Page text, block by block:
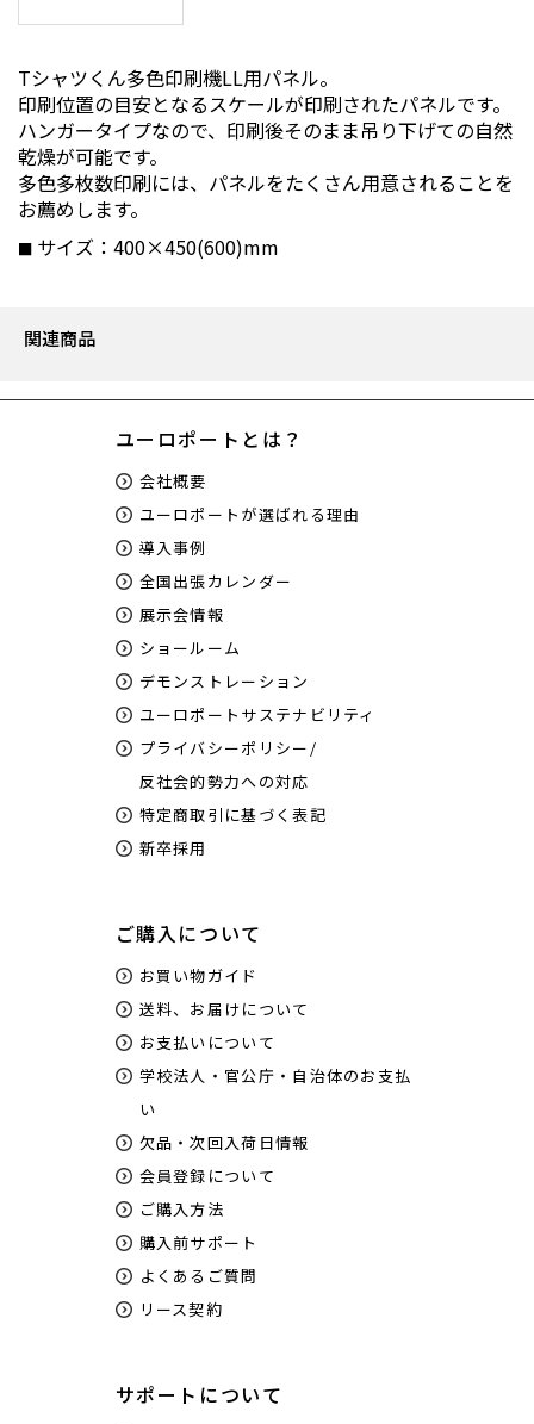
Tシャツくん多色印刷機LL用パネル。
印刷位置の目安となるスケールが印刷されたパネルです。
ハンガータイプなので、印刷後そのまま吊り下げての自然
乾燥が可能です。
多色多枚数印刷には、パネルをたくさん用意されることを
お薦めします。
サイズ：400×450(600)mm
関連商品
ユーロポートとは？
会社概要
ユーロポートが選ばれる理由
導入事例
全国出張カレンダー
展示会情報
ショールーム
デモンストレーション
ユーロポートサステナビリティ
プライバシーポリシー/
反社会的勢力への対応
特定商取引に基づく表記
新卒採用
ご購入について
お買い物ガイド
送料、お届けについて
お支払いについて
学校法人・官公庁・自治体のお支払
い
欠品・次回入荷日情報
会員登録について
ご購入方法
購入前サポート
よくあるご質問
リース契約
サポートについて